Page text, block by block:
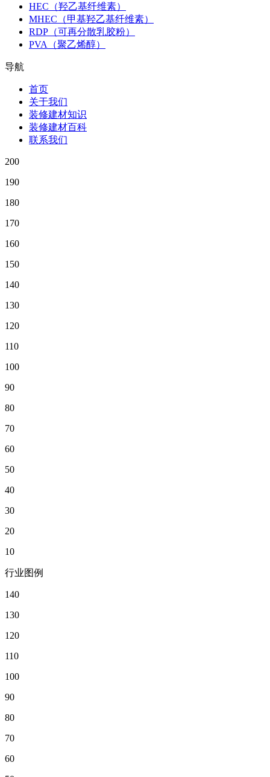
HEC（羟乙基纤维素）
MHEC（甲基羟乙基纤维素）
RDP（可再分散乳胶粉）
PVA（聚乙烯醇）
导航
首页
关于我们
装修建材知识
装修建材百科
联系我们
200
190
180
170
160
150
140
130
120
110
100
90
80
70
60
50
40
30
20
10
行业图例
140
130
120
110
100
90
80
70
60